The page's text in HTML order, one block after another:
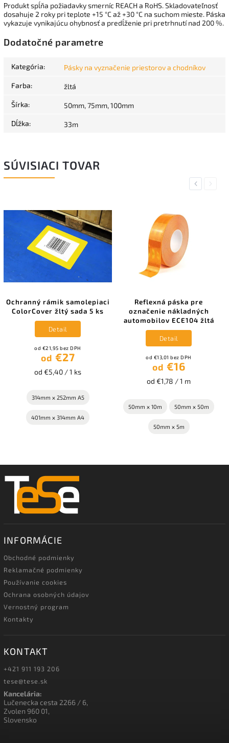
Produkt spĺňa požiadavky smerníc REACH a RoHS. Skladovateľnosť
dosahuje 2 roky pri teplote +15 °C až +30 °C na suchom mieste. Páska
vykazuje vynikajúcu ohybnosť a predĺženie pri pretrhnutí nad 200 %.
Dodatočné parametre
Kategória: Pásky na vyznačenie priestorov a chodníkov
Farba: žltá
Šírka: 50mm, 75mm, 100mm
Dĺžka: 33m
SÚVISIACI TOVAR
Previous
Ochranný rámik samolepiaci
ColorCover žltý sada 5 ks
od €21,95 bez DPH
od €27
od €5,40 / 1 ks
Detail
314mm x 252mm A5
401mm x 314mm A4
Reflexná páska pre
označenie nákladných
automobilov ECE104 žltá
od €13,01 bez DPH
od €16
od €1,78 / 1 m
Detail
50mm x 10m 50mm x 50m
50mm x 5m
Next
INFORMÁCIE
Obchodné podmienky
Reklamačné podmienky
Používanie cookies
Ochrana osobných údajov
Vernostný program
Kontakty
KONTAKT
+421 911 193 206
tese@tese.sk
Kancelária:
Lučenecka cesta 2266 / 6,
Zvolen 960 01,
Slovensko